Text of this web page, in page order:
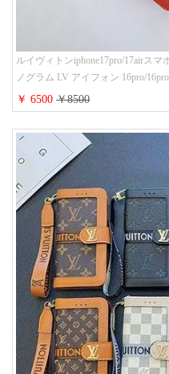
ルイヴィトンiphone17pro/17airス
ノグラム LV アイフォン 16pro/
ンド iPhone 15/14/13 proケース 手
￥ 6500￥8500